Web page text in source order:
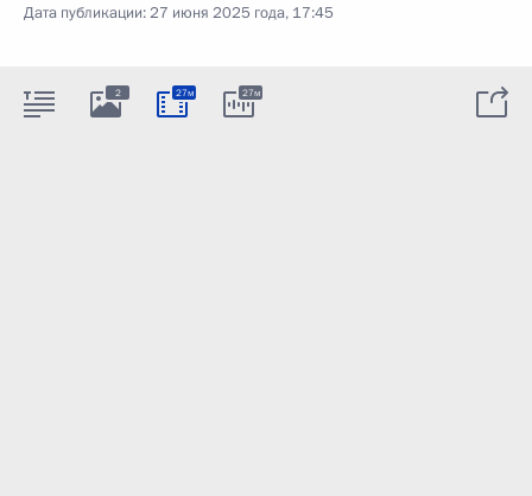
Дата публикации:27 июня 2025 года, 17:45
2 27м 27м